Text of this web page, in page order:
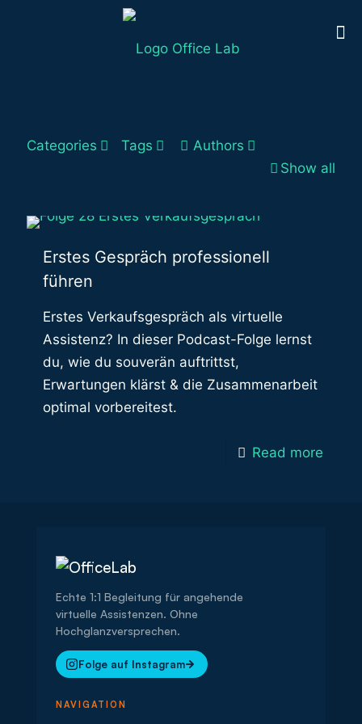
Categories Tags
Authors
Show all
Erstes Gespräch professionell
führen
Erstes Verkaufsgespräch als virtuelle
Assistenz? In dieser Podcast-Folge lernst
du, wie du souverän auftrittst,
Erwartungen klärst & die Zusammenarbeit
optimal vorbereitest.
Read more
Echte 1:1 Begleitung für angehende
virtuelle Assistenzen. Ohne
Hochglanzversprechen.
Folge auf Instagram
NAVIGATION